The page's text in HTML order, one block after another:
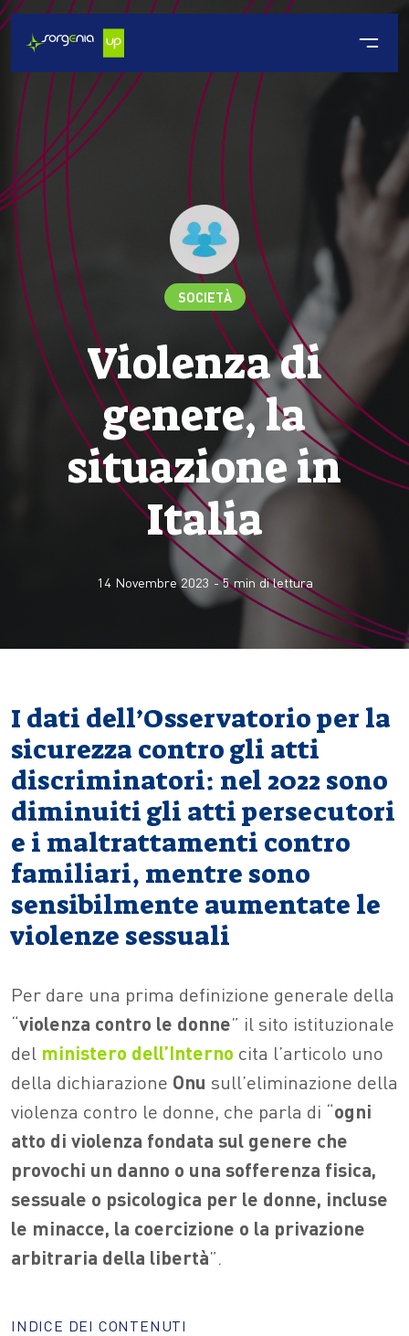
SOCIETÀ
Violenza di
genere, la
situazione in
Italia
14 Novembre 2023 -5min di lettura
I dati dell’Osservatorio per la
sicurezza contro gli atti
discriminatori: nel 2022 sono
diminuiti gli atti persecutori
e i maltrattamenti contro
familiari, mentre sono
sensibilmente aumentate le
violenze sessuali
Per dare una prima definizione generale della
“violenza contro le donne” il sito istituzionale
del ministero dell’Interno cita l’articolo uno
della dichiarazione Onu sull’eliminazione della
violenza contro le donne, che parla di “ogni
atto di violenza fondata sul genere che
provochi un danno o una sofferenza fisica,
sessuale o psicologica per le donne, incluse
le minacce, la coercizione o la privazione
arbitraria della libertà”.
INDICE DEI CONTENUTI